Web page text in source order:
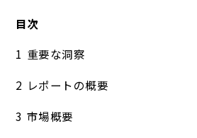
目次
重要な洞察
レポートの概要
市場概要